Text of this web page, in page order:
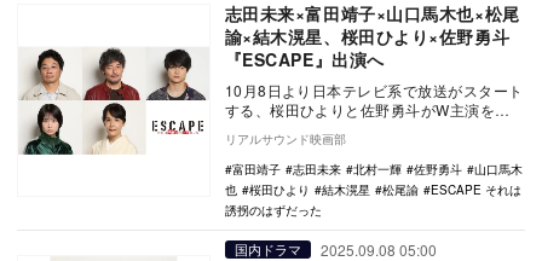
志田未来×富田靖子×山口馬木也×松尾
諭×結木滉星、桜田ひより×佐野勇斗
『ESCAPE』出演へ
10月8日より日本テレビ系で放送がスタート
する、桜田ひよりと佐野勇斗がW主演を務
める新水曜ドラマ『ESCAPE それは誘拐の
はず…
リアルサウンド映画部
富田靖子
志田未来 北村一輝 佐野勇斗
山口馬木
也
桜田ひより 結木滉星 松尾諭
ESCAPE それは
誘拐のはずだった
国内ドラマ 2025.09.08 05:00